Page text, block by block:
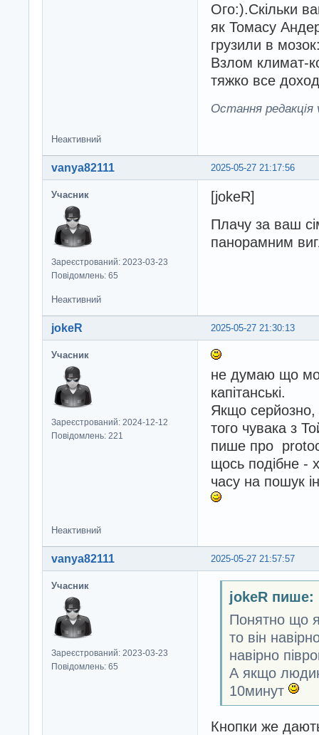
Ого:).Скільки
як Томасу
грузили в
Взлом климат-
тяжко все
Остання редакція
Неактивний
2025-05-27 21:17:56
vanya82111
Учасник
Зареєстрований: 2023-03-23
Повідомлень: 65
[jokeR]
Плачу за ваш
панорамним
Неактивний
2025-05-27 21:30:13
jokeR
Учасник
Зареєстрований: 2024-12-12
Повідомлень: 221
не думаю що
капітанські.
Якщо серйозно,
того чувака з
пише про
щось подібне -
часу на пошук
Неактивний
2025-05-27 21:57:57
vanya82111
Учасник
Зареєстрований: 2023-03-23
Повідомлень: 65
jokeR пише:
Понятно що
то він
навірно
А якщо
10минут
Кнопки же